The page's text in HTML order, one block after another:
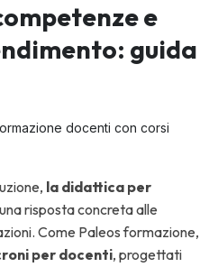
e
guida
docenti con corsi
la didattica per
risposta concreta alle
Come Paleos formazione,
per docenti, progettati